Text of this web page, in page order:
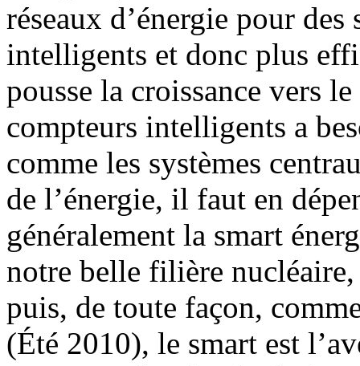
réseaux d’énergie pour
intelligents et donc plus
pousse la croissance vers
compteurs intelligents a
comme les systèmes
de l’énergie, il faut en
généralement la smart
notre belle filière
puis, de toute façon,
(Été 2010), le smart est